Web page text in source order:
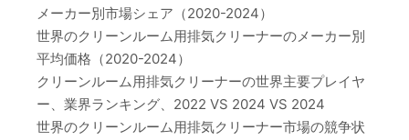
メーカー別市場シェア（2020-2024）
世界のクリーンルーム用排気クリーナーのメーカー別
平均価格（2020-2024）
クリーンルーム用排気クリーナーの世界主要プレイヤ
ー、業界ランキング、2022 VS 2024 VS 2024
世界のクリーンルーム用排気クリーナー市場の競争状